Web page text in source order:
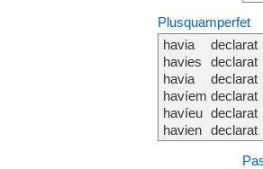
Plusquamperfet
havia
havies
havia
havíem
havíeu
havien
declarat
declarat
declarat
declarat
declarat
declarat